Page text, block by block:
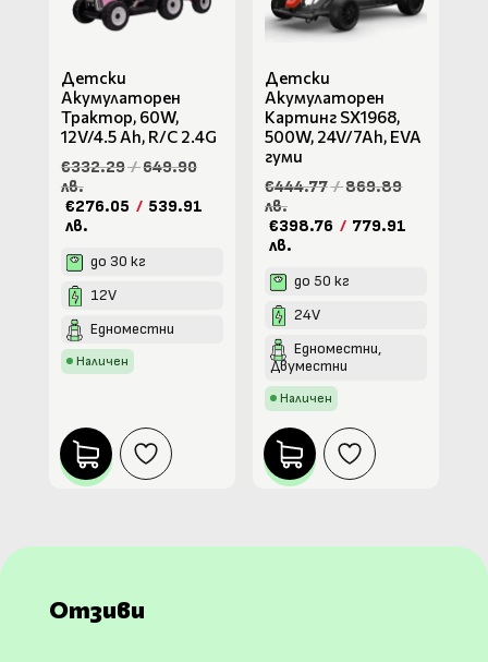
Детски
Акумулаторен
Трактор, 60W,
12V/4.5 Ah, R/C 2.4G
€332.29/649.90
лв.
€276.05 / 539.91
лв.
до 30 кг
12V
Едноместни
Наличен
Детски
Акумулаторен
Картинг SX1968,
500W, 24V/7Ah, EVA
гуми
€444.77/869.89
лв.
€398.76 / 779.91
лв.
до 50 кг
24V
Едноместни,
Двуместни
Наличен
Отзиви